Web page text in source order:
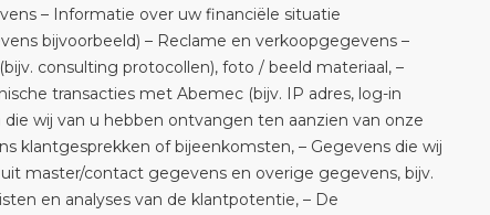
– Informatie over uw financiële situatie
bijvoorbeeld) – Reclame en verkoopgegevens –
consulting protocollen), foto / beeld materiaal, –
transacties met Abemec (bijv. IP adres, log-in
die wij van u hebben ontvangen ten aanzien van onze
klantgesprekken of bijeenkomsten, – Gegevens die wij
master/contact gegevens en overige gegevens, bijv.
en analyses van de klantpotentie, – De